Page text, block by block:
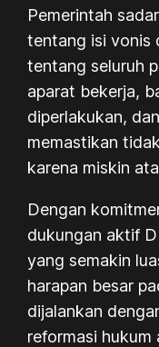
Pemerintah
tentang isi vonis
tentang seluruh
aparat bekerja,
diperlakukan,
memastikan
karena miskin
Dengan
dukungan aktif
yang semakin
harapan besar
dijalankan
reformasi hukum